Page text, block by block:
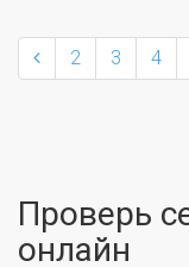
2 3 4
Проверь
онлайн